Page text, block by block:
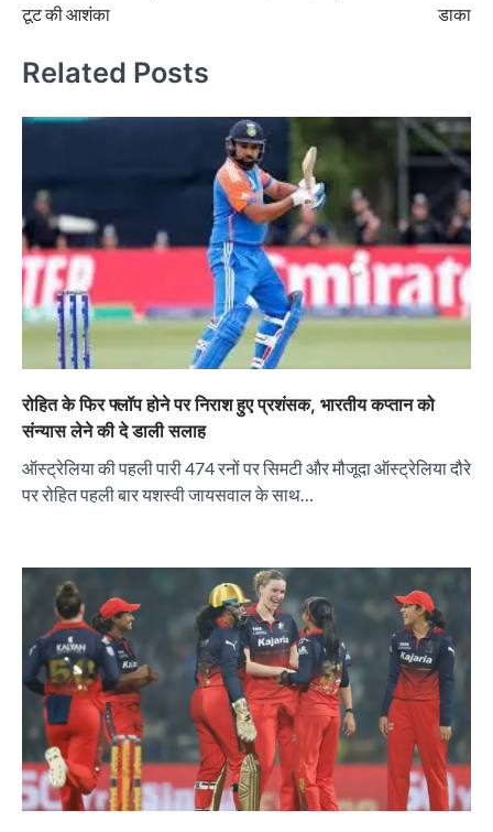
टूट की आशंका
डाका
Related Posts
रोहित के फिर फ्लॉप होने पर निराश हुए प्रशंसक, भारतीय कप्तान को
संन्यास लेने की दे डाली सलाह
ऑस्ट्रेलिया की पहली पारी 474 रनों पर सिमटी और मौजूदा ऑस्ट्रेलिया दौरे
पर रोहित पहली बार यशस्वी जायसवाल के साथ…